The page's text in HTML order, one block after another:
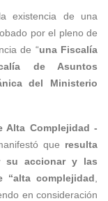
existencia de una
por el pleno de
de “una Fiscalía
de Asuntos
del Ministerio
Alta Complejidad -
que resulta
su accionar y las
“alta complejidad,
en consideración